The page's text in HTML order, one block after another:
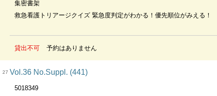
集密書架
救急看護トリアージクイズ 緊急度判定がわかる！優先順位がみえる！
貸出不可 予約はありません
27 Vol.36 No.Suppl. (441)
5018349